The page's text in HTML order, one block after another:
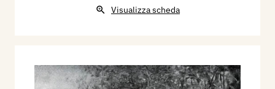
Visualizza scheda